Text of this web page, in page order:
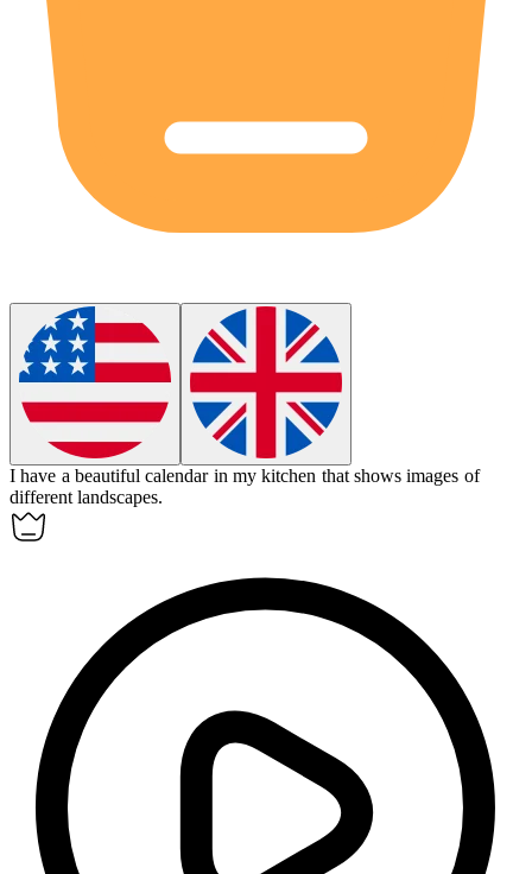
I have a beautifulcalendar in my kitchen that shows images of
different landscapes.